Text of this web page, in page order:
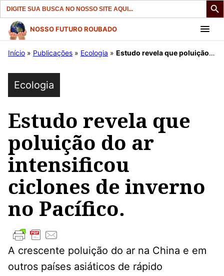
Search
for:
Pular
para
conteúdo
NOSSO FUTURO ROUBADO
Início » Publicações » Ecologia » Estudo revela que poluição do ar intensificou ciclones de inverno no Pacífico.
Ecologia
Estudo revela que
poluição do ar
intensificou
ciclones de inverno
no Pacífico.
A crescente poluição do ar na China e em
outros países asiáticos de rápido